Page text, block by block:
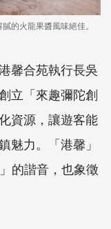
的火龍果醬風味絕佳。
馨合苑執行長吳
立「來趣彌陀創
資源，讓遊客能
魅力。「港馨」
的諧音，也象徵